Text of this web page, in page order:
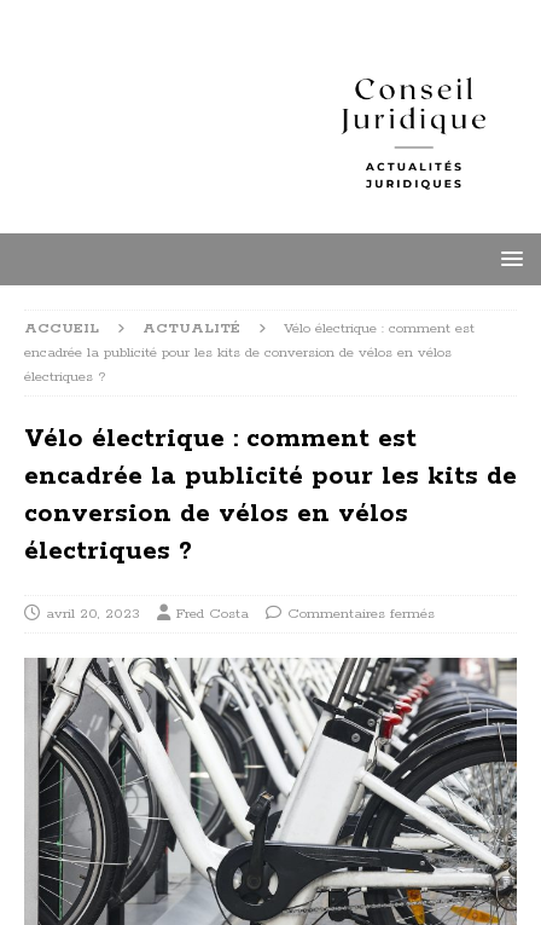
ACCUEIL ACTUALITÉ
Vélo électrique : comment est
encadrée la publicité pour les kits de conversion de vélos en vélos
électriques ?
Vélo électrique : comment est
encadrée la publicité pour les kits de
conversion de vélos en vélos
électriques ?
avril 20, 2023 Fred Costa Commentaires fermés